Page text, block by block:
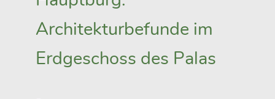
Architekturbefunde im
Erdgeschoss des Palas